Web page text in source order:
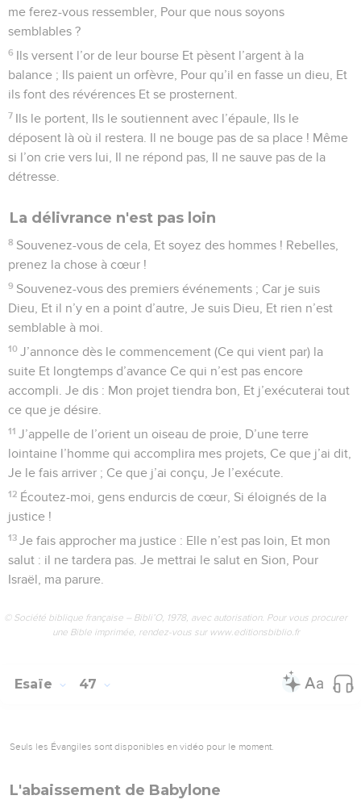
me ferez-vous ressembler, Pour que nous soyons
semblables ?
6 Ils versent l’or de leur bourse Et pèsent l’argent à la
balance ; Ils paient un orfèvre, Pour qu’il en fasse un dieu, Et
ils font des révérences Et se prosternent.
7 Ils le portent, Ils le soutiennent avec l’épaule, Ils le
déposent là où il restera. Il ne bouge pas de sa place ! Même
si l’on crie vers lui, Il ne répond pas, Il ne sauve pas de la
détresse.
La délivrance n'est pas loin
8 Souvenez-vous de cela, Et soyez des hommes ! Rebelles,
prenez la chose à cœur !
9 Souvenez-vous des premiers événements ; Car je suis
Dieu, Et il n’y en a point d’autre, Je suis Dieu, Et rien n’est
semblable à moi.
10 J’annonce dès le commencement (Ce qui vient par) la
suite Et longtemps d’avance Ce qui n’est pas encore
accompli. Je dis : Mon projet tiendra bon, Et j’exécuterai tout
ce que je désire.
11 J’appelle de l’orient un oiseau de proie, D’une terre
lointaine l’homme qui accomplira mes projets, Ce que j’ai dit,
Je le fais arriver ; Ce que j’ai conçu, Je l’exécute.
12 Écoutez-moi, gens endurcis de cœur, Si éloignés de la
justice !
13 Je fais approcher ma justice : Elle n’est pas loin, Et mon
salut : il ne tardera pas. Je mettrai le salut en Sion, Pour
Israël, ma parure.
© Société biblique française – Bibli’O, 1978, avec autorisation. Pour vous procurer
une Bible imprimée, rendez-vous sur www.editionsbiblio.fr
Esaïe 47
Seuls les Évangiles sont disponibles en vidéo pour le moment.
L'abaissement de Babylone